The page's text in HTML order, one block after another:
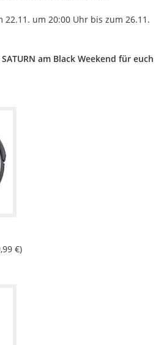
um 20:00 Uhr bis zum 26.11.
am Black Weekend für euch
€)